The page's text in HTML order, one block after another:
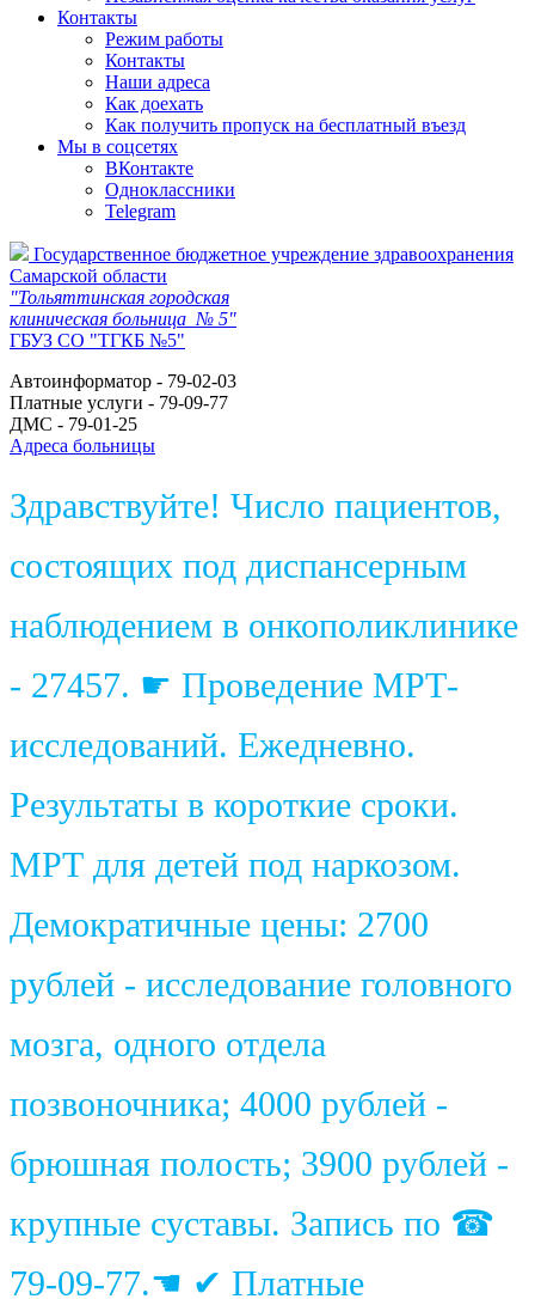
Контакты
Режим работы
Контакты
Наши адреса
Как доехать
Как получить пропуск на бесплатный въезд
Мы в соцсетях
ВКонтакте
Одноклассники
Telegram
Государственное бюджетное учреждение здравоохранения
Самарской области
"Тольяттинская городская
клиническая больница № 5"
ГБУЗ СО "ТГКБ №5"
Автоинформатор - 79-02-03
Платные услуги - 79-09-77
ДМС - 79-01-25
Адреса больницы
Здравствуйте! Число пациентов,
состоящих под диспансерным
наблюдением в онкополиклинике
- 27457. ☛ Проведение МРТ-
исследований. Ежедневно.
Результаты в короткие сроки.
МРТ для детей под наркозом.
Демократичные цены: 2700
рублей - исследование головного
мозга, одного отдела
позвоночника; 4000 рублей -
брюшная полость; 3900 рублей -
крупные суставы. Запись по ☎
79-09-77.☚ ✔ Платные